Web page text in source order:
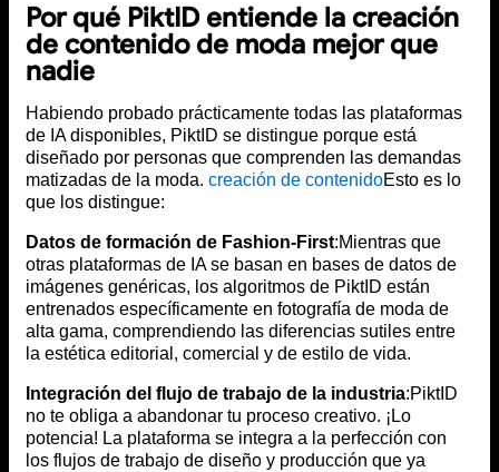
Por qué PiktID entiende la creación
de contenido de moda mejor que
nadie
Habiendo probado prácticamente todas las plataformas
de IA disponibles, PiktID se distingue porque está
diseñado por personas que comprenden las demandas
matizadas de la moda. creación de contenidoEsto es lo
que los distingue:
Datos de formación de Fashion-First:Mientras que
otras plataformas de IA se basan en bases de datos de
imágenes genéricas, los algoritmos de PiktID están
entrenados específicamente en fotografía de moda de
alta gama, comprendiendo las diferencias sutiles entre
la estética editorial, comercial y de estilo de vida.
Integración del flujo de trabajo de la industria:PiktID
no te obliga a abandonar tu proceso creativo. ¡Lo
potencia! La plataforma se integra a la perfección con
los flujos de trabajo de diseño y producción que ya